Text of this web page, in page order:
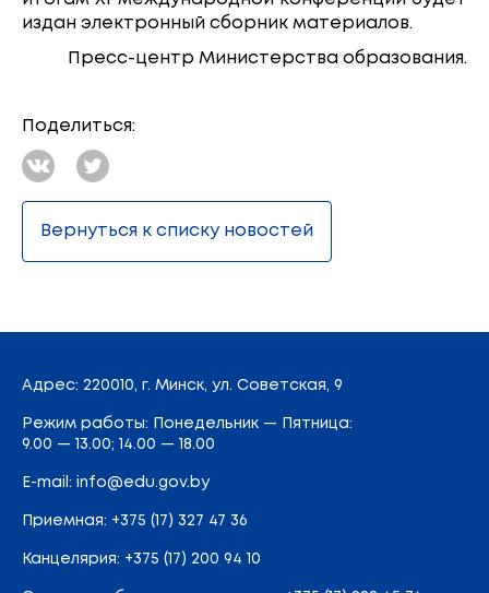
издан электронный сборник материалов.
Пресс-центр Министерства образования.
Поделиться:
Вернуться к списку новостей
Адрес: 220010, г. Минск, ул. Советская, 9
Режим работы: Понедельник — Пятница:
9.00 — 13.00; 14.00 — 18.00
E-mail: info@edu.gov.by
Приемная: +375 (17) 327 47 36
Канцелярия: +375 (17) 200 94 10